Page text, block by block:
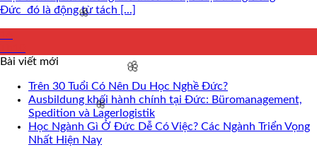
🌸
🌸
Đức đó là động từ tách [...]
Bài viết mới
Trên 30 Tuổi Có Nên Du Học Nghề Đức?
Ausbildung khối hành chính tại Đức: Büromanagement,
Spedition và Lagerlogistik
Học Ngành Gì Ở Đức Dễ Có Việc? Các Ngành Triển Vọng
Nhất Hiện Nay